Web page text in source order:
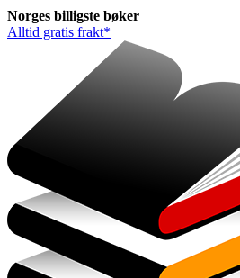
Norges billigste bøker
Alltid gratis frakt*